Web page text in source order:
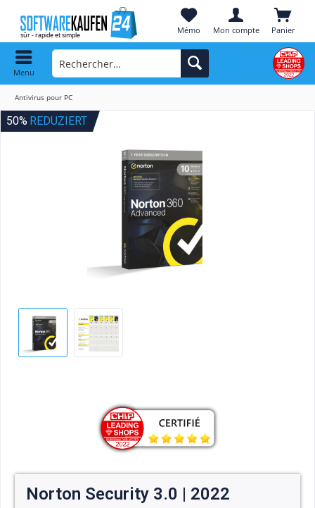
Panier
Mémo Mon compte
Menu
Antivirus pour PC
50% REDUZIERT
Norton Security 3.0 | 2022